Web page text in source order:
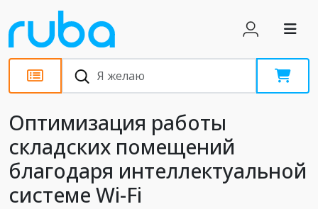
Статьи
Оптимизация работы
складских помещений
благодаря интеллектуальной
системе Wi-Fi